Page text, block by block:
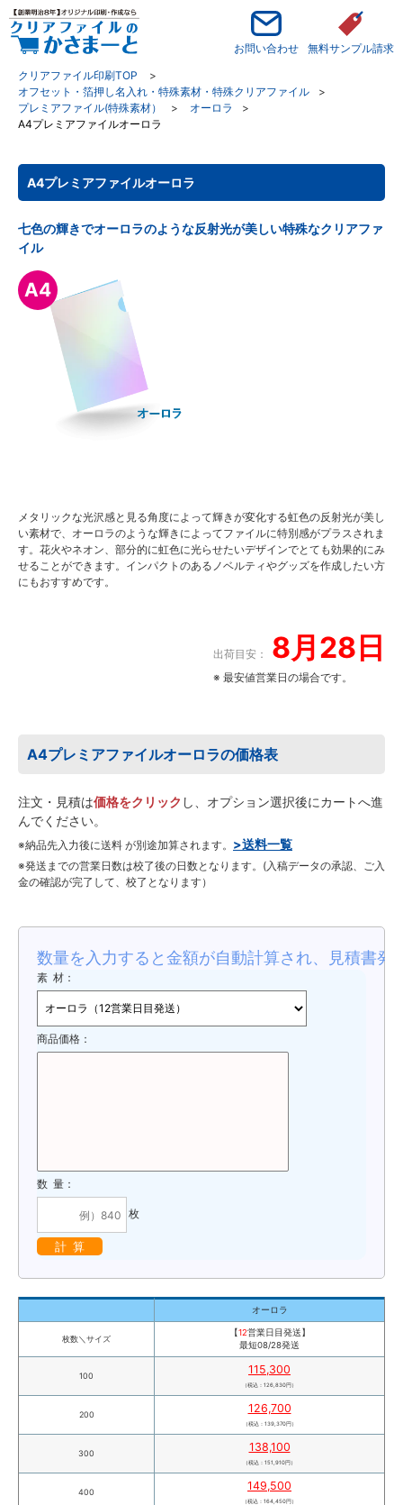
お問い合わせ
無料サンプル請求
クリアファイル印刷TOP
オフセット・箔押し名入れ・特殊素材・特殊クリアファイル
プレミアファイル(特殊素材）
オーロラ
A4プレミアファイルオーロラ
A4プレミアファイルオーロラ
七色の輝きでオーロラのような反射光が美しい特殊なクリアファ
イル
A4
メタリックな光沢感と見る角度によって輝きが変化する虹色の反射光が美し
い素材で、オーロラのような輝きによってファイルに特別感がプラスされま
す。花火やネオン、部分的に虹色に光らせたいデザインでとても効果的にみ
せることができます。インパクトのあるノベルティやグッズを作成したい方
にもおすすめです。
出荷目安： 8月28日
※ 最安値営業日の場合です。
A4プレミアファイルオーロラの価格表
注文・見積は価格をクリック し、オプション選択後にカートへ進
んでください。
※納品先入力後に送料 が別途加算されます。 >送料一覧
※発送までの営業日数は校了後の日数となります。(入稿データの承認、ご入
金の確認が完了して、校了となります）
数量を入力すると金額が自動計算され、見積書発
素 材：
商品価格：
数 量：
枚
計 算
オーロラ
枚数＼サイズ
【12営業日目発送】
最短08/28発送
100 115,300
（税込：126,830円）
200 126,700
（税込：139,370円）
300 138,100
（税込：151,910円）
400 149,500
（税込：164,450円）